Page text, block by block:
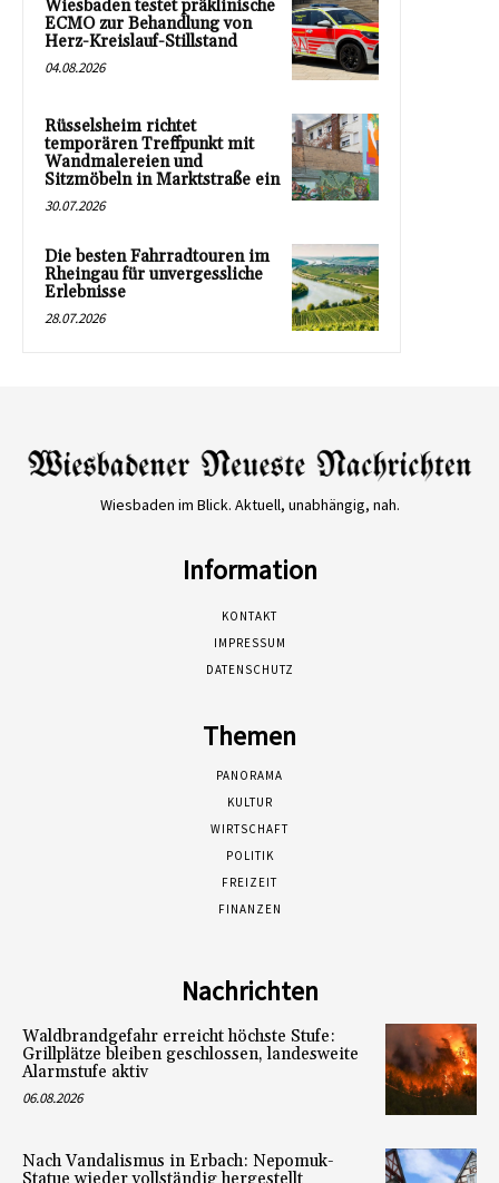
Wiesbaden testet präklinische
ECMO zur Behandlung von
Herz-Kreislauf-Stillstand
04.08.2026
Rüsselsheim richtet
temporären Treffpunkt mit
Wandmalereien und
Sitzmöbeln in Marktstraße ein
30.07.2026
Die besten Fahrradtouren im
Rheingau für unvergessliche
Erlebnisse
28.07.2026
Wiesbaden im Blick. Aktuell, unabhängig, nah.
Information
KONTAKT
IMPRESSUM
DATENSCHUTZ
Themen
PANORAMA
KULTUR
WIRTSCHAFT
POLITIK
FREIZEIT
FINANZEN
Nachrichten
Waldbrandgefahr erreicht höchste Stufe:
Grillplätze bleiben geschlossen, landesweite
Alarmstufe aktiv
06.08.2026
Nach Vandalismus in Erbach: Nepomuk-
Statue wieder vollständig hergestellt